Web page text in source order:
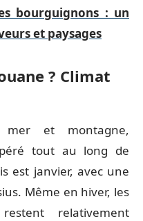
bourguignons : un
et paysages
? Climat
mer et montagne,
tout au long de
est janvier, avec une
Même en hiver, les
relativement